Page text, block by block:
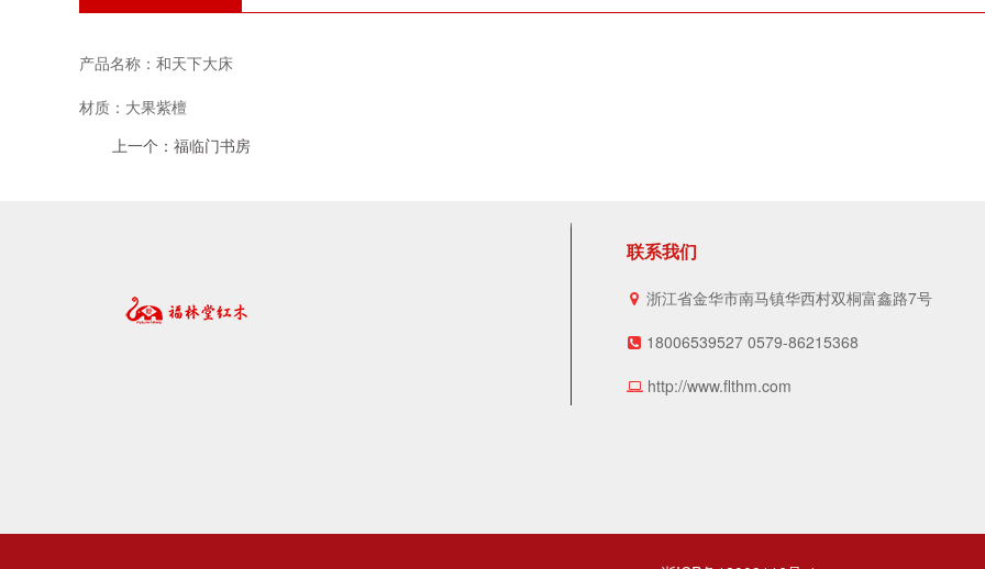
产品名称：和天下大床
材质：大果紫檀
上一个：福临门书房
联系我们
浙江省金华市南马镇华西村双桐富鑫路7号
18006539527 0579-86215368
http://www.flthm.com